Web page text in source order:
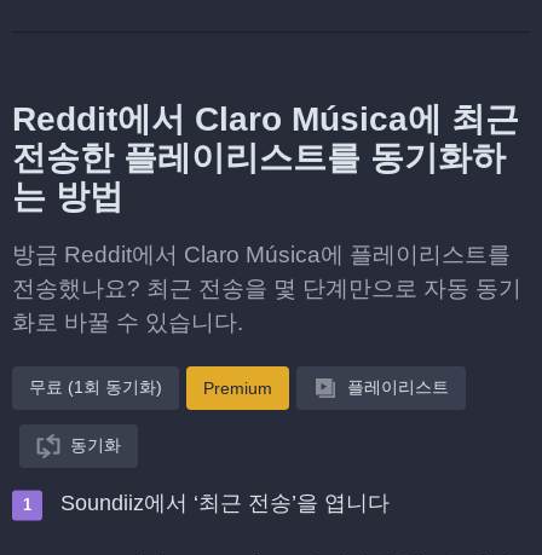
Reddit에서 Claro Música에 최근
전송한 플레이리스트를 동기화하
는 방법
방금 Reddit에서 Claro Música에 플레이리스트를
전송했나요? 최근 전송을 몇 단계만으로 자동 동기
화로 바꿀 수 있습니다.
무료 (1회 동기화) Premium 플레이리스트
동기화
Soundiiz에서 ‘최근 전송’을 엽니다